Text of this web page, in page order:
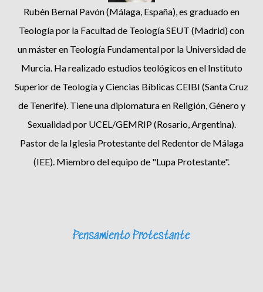
Rubén Bernal Pavón (Málaga, España), es graduado en
Teología por la Facultad de Teología SEUT (Madrid) con
un máster en Teología Fundamental por la Universidad de
Murcia. Ha realizado estudios teológicos en el Instituto
Superior de Teología y Ciencias Bíblicas CEIBI (Santa Cruz
de Tenerife). Tiene una diplomatura en Religión, Género y
Sexualidad por UCEL/GEMRIP (Rosario, Argentina).
Pastor de la Iglesia Protestante del Redentor de Málaga
(IEE). Miembro del equipo de "Lupa Protestante".